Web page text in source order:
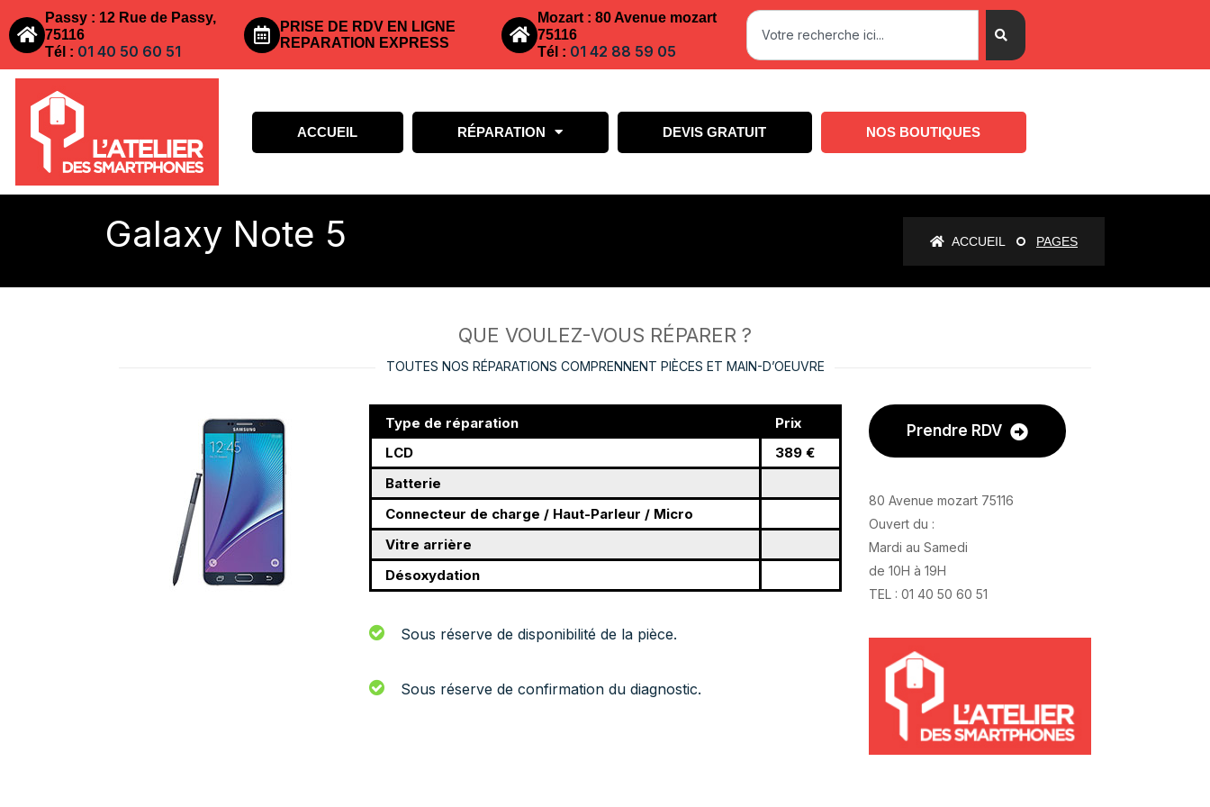
Passy : 12 Rue de Passy,
75116
Tél : 01 40 50 60 51
PRISE DE RDV EN LIGNE
REPARATION EXPRESS
Mozart : 80 Avenue mozart
75116
Tél : 01 42 88 59 05
ACCUEIL RÉPARATION DEVIS GRATUIT NOS BOUTIQUES
Galaxy Note 5 ACCUEIL PAGES
QUE VOULEZ-VOUS RÉPARER ?
TOUTES NOS RÉPARATIONS COMPRENNENT PIÈCES ET MAIN-D’OEUVRE
Type de réparation
Prix
LCD
389 €
Batterie
Connecteur de charge / Haut-Parleur / Micro
Vitre arrière
Désoxydation
Sous réserve de disponibilité de la pièce.
Sous réserve de confirmation du diagnostic.
Prendre RDV
80 Avenue mozart 75116
Ouvert du :
Mardi au Samedi
de 10H à 19H
TEL : 01 40 50 60 51